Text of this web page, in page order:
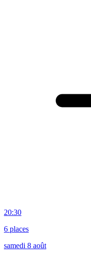
20:30
6 places
samedi 8 août